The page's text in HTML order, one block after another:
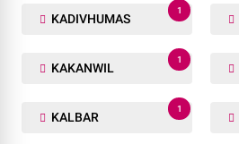
KADIVHUMAS
1
KAKANWIL
1
KALBAR
1